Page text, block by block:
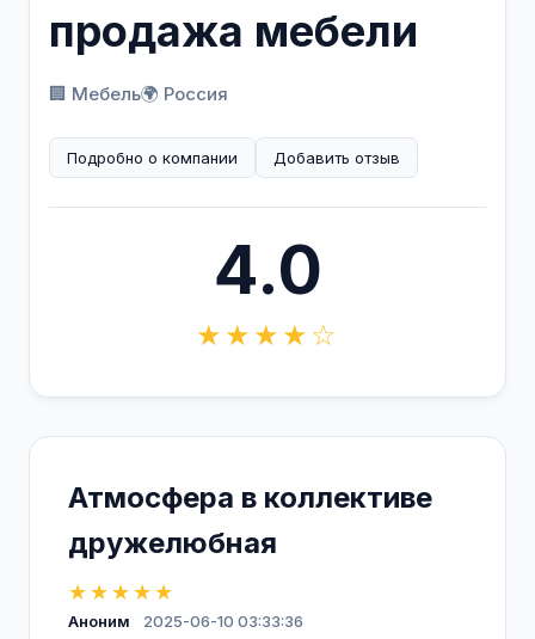
продажа мебели
🏢 Мебель🌍 Россия
Подробно о компании Добавить отзыв
4.0
★★★★☆
Атмосфера в коллективе
дружелюбная
★★★★★
Аноним
2025-06-10 03:33:36